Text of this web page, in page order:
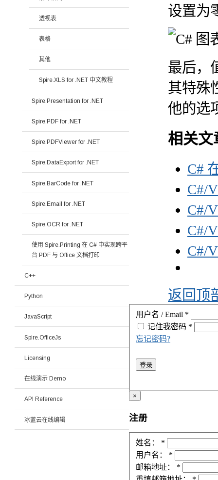
设置为
最后，
其特殊
他的选
相关文
C#
C#/
C#/
C#/
C#/
返回顶
透视表
表格
其他
Spire.XLS for .NET 中文教程
Spire.Presentation for .NET
Spire.PDF for .NET
Spire.PDFViewer for .NET
Spire.DataExport for .NET
Spire.BarCode for .NET
Spire.Email for .NET
Spire.OCR for .NET
使用 Spire.Printing 在 C# 中实现跨平
台 PDF 与 Office 文档打印
C++
Python
JavaScript
Spire.OfficeJs
Licensing
在线演示 Demo
API Reference
冰蓝云在线编辑
用户名 / Email *
密码 *
记住我
忘记密码?
登录
×
注册
姓名：
*
用户名：
*
邮箱地址：
*